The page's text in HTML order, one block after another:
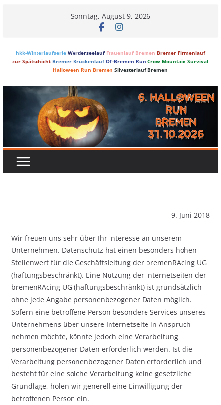
Sonntag, August 9, 2026
hkk-Winterlaufserie Werderseelauf Frauenlauf Bremen Bremer Firmenlauf
zur Spätschicht Bremer Brückenlauf OT-Bremen Run Crow Mountain Survival
Halloween Run Bremen Silvesterlauf Bremen
9. Juni 2018
Wir freuen uns sehr über Ihr Interesse an unserem
Unternehmen. Datenschutz hat einen besonders hohen
Stellenwert für die Geschäftsleitung der bremenRAcing UG
(haftungsbeschränkt). Eine Nutzung der Internetseiten der
bremenRAcing UG (haftungsbeschränkt) ist grundsätzlich
ohne jede Angabe personenbezogener Daten möglich.
Sofern eine betroffene Person besondere Services unseres
Unternehmens über unsere Internetseite in Anspruch
nehmen möchte, könnte jedoch eine Verarbeitung
personenbezogener Daten erforderlich werden. Ist die
Verarbeitung personenbezogener Daten erforderlich und
besteht für eine solche Verarbeitung keine gesetzliche
Grundlage, holen wir generell eine Einwilligung der
betroffenen Person ein.